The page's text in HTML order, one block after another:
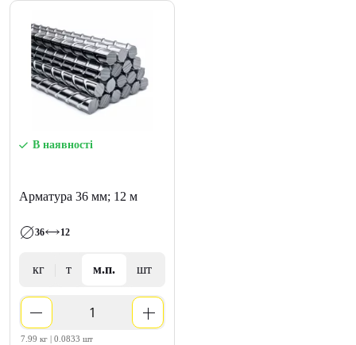
В наявності
Арматура 36 мм; 12 м
36 12
кг т м.п. шт
7.99 кг | 0.0833 шт